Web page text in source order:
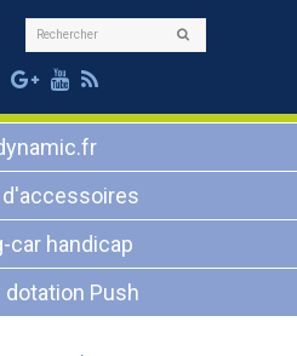
Rechercher
Google
Plus
Youtube
RSS
car handicap
dotation Push